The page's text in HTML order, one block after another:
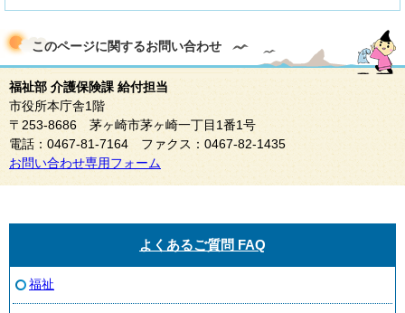
このページに関するお問い合わせ
福祉部 介護保険課 給付担当
市役所本庁舎1階
〒253-8686 茅ヶ崎市茅ヶ崎一丁目1番1号
電話：0467-81-7164 ファクス：0467-82-1435
お問い合わせ専用フォーム
よくあるご質問 FAQ
福祉